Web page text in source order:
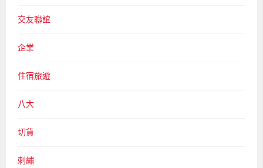
交友聯誼
企業
住宿旅遊
八大
切貨
刺繡